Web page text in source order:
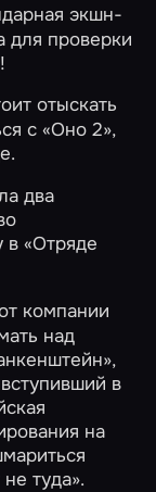
экшн-
для проверки
отыскать
с«Оно 2»,
два
в«Отряде
компании
над
,
в
на
туда».